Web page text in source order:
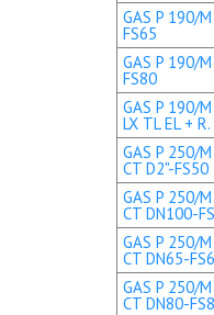
GAS P 190/
FS65
GAS P 190/
FS80
GAS P 190/
LX TL EL +
GAS P 250/M
CT D2"-FS50
GAS P 250/M
CT DN100-
GAS P 250/M
CT DN65-
GAS P 250/M
CT DN80-